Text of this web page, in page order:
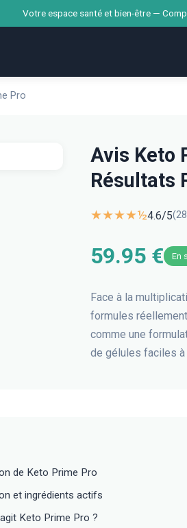
Votre espace santé et bien-être —
Pro
Avis Keto
Résultats
★★★★½4.6/5(
59.95 € En
Face à la
formules
comme une
de gélules faciles à
de Keto Prime Pro
et ingrédients actifs
Keto Prime Pro ?